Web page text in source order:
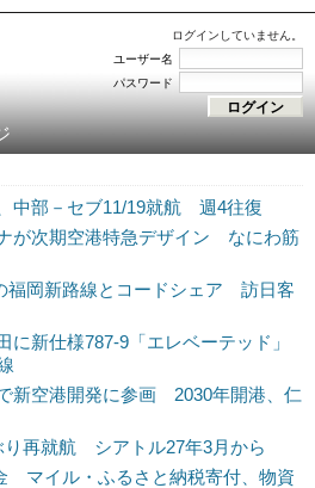
ログインしていません。
ユーザー名
パスワード
中部－セブ11/19就航 週4往復
が次期空港特急デザイン なにわ筋
福岡新路線とコードシェア 訪日客
に新仕様787-9「エレベーテッド」
新空港開発に参画 2030年開港、仁
り再就航 シアトル27年3月から
マイル・ふるさと納税寄付、物資